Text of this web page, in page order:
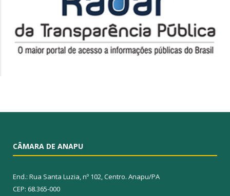
CÂMARA DE ANAPU
End.: Rua Santa Luzia, nº 102, Centro. Anapu/PA
CEP: 68.365-000